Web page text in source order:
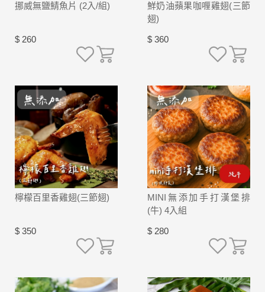
挪威無鹽鯖魚片 (2入/組)
$ 260
鮮奶油蘋果咖喱雞翅(三節
翅)
$ 360
檸檬百里香雞翅(三節翅)
$ 350
MINI無添加手打漢堡排
(牛) 4入組
$ 280